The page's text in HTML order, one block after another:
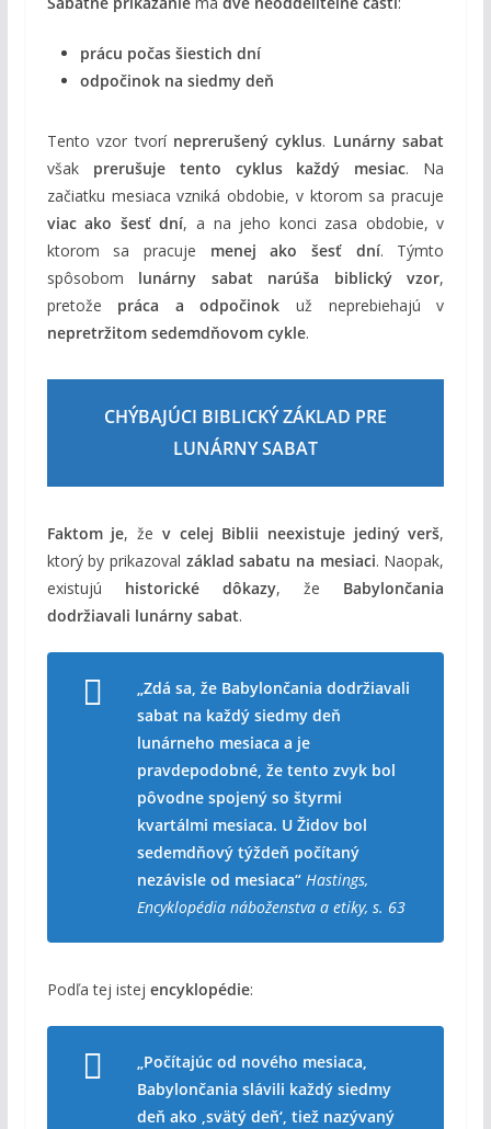
prácu počas šiestich dní
odpočinok na siedmy deň
Tento vzor tvorí neprerušený cyklus. Lunárny sabat
však prerušuje tento cyklus každý mesiac. Na
začiatku mesiaca vzniká obdobie, v ktorom sa pracuje
viac ako šesť dní, a na jeho konci zasa obdobie, v
ktorom sa pracuje menej ako šesť dní. Týmto
spôsobom lunárny sabat narúša biblický vzor,
pretože práca a odpočinok už neprebiehajú v
nepretržitom sedemdňovom cykle.
CHÝBAJÚCI BIBLICKÝ ZÁKLAD PRE
LUNÁRNY SABAT
Faktom je, že v celej Biblii neexistuje jediný verš,
ktorý by prikazoval základ sabatu na mesiaci. Naopak,
existujú historické dôkazy, že Babylončania
dodržiavali lunárny sabat.
„Zdá sa, že Babylončania dodržiavali
sabat na každý siedmy deň
lunárneho mesiaca a je
pravdepodobné, že tento zvyk bol
pôvodne spojený so štyrmi
kvartálmi mesiaca. U Židov bol
sedemdňový týždeň počítaný
nezávisle od mesiaca“ Hastings,
Encyklopédia náboženstva a etiky, s. 63
Podľa tej istej encyklopédie:
„Počítajúc od nového mesiaca,
Babylončania slávili každý siedmy
deň ako ‚svätý deň‘, tiež nazývaný